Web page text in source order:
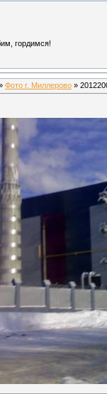
гордимся!
Фото г. Миллерово »